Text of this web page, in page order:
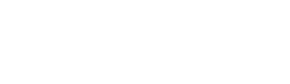
grand bien ! »